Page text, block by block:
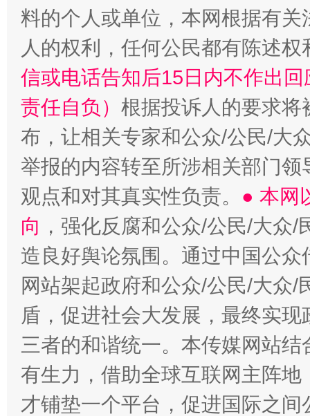
“蜀中异人”王建安的艺术幻境
料的个人或单位，本网根据有
人的权利，任何公民都有陈述
信或电话告知后15日内不作出
责任自负） 根据投诉人的要求将
布，让相关专家和公众/公民/大
举报的内容转至所涉相关部门
观点和对其真实性负责。 ● 本网
向 ，强化反腐和公众/公民/大众
造良好舆论氛围。通过中国公
网站架起政府和公众/公民/大众
盾，促进社会大发展，最终实
三者的和谐统一。本传媒网站
有生力，借助全球互联网主阵
才铺垫一个平台，促进国际之